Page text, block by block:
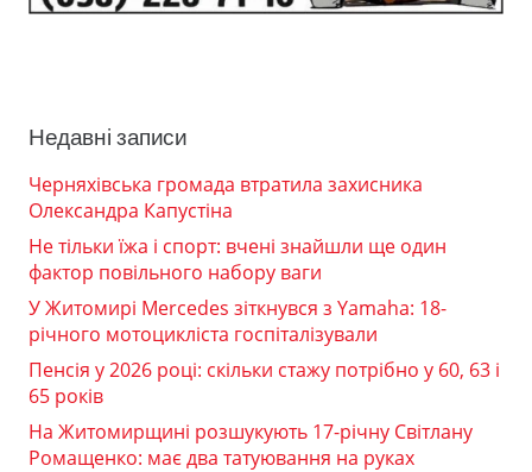
Недавні записи
Черняхівська громада втратила захисника
Олександра Капустіна
Не тільки їжа і спорт: вчені знайшли ще один
фактор повільного набору ваги
У Житомирі Mercedes зіткнувся з Yamaha: 18-
річного мотоцикліста госпіталізували
Пенсія у 2026 році: скільки стажу потрібно у 60, 63 і
65 років
На Житомирщині розшукують 17-річну Світлану
Ромащенко: має два татуювання на руках